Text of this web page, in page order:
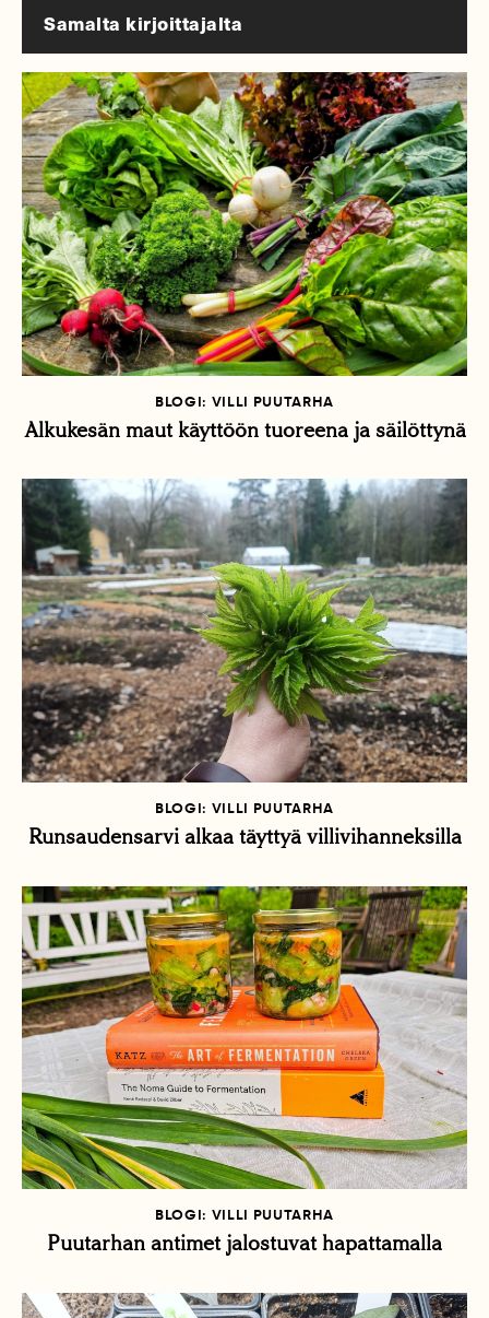
Samalta kirjoittajalta
BLOGI: VILLI PUUTARHA
Alkukesän maut käyttöön tuoreena ja säilöttynä
BLOGI: VILLI PUUTARHA
Runsaudensarvi alkaa täyttyä villivihanneksilla
BLOGI: VILLI PUUTARHA
Puutarhan antimet jalostuvat hapattamalla